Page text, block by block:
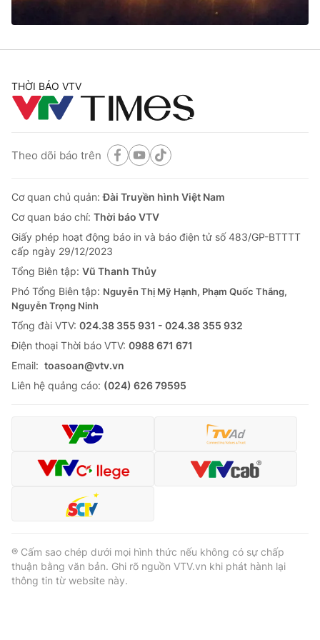
THỜI BÁO VTV
Theo dõi báo trên
Cơ quan chủ quản:Đài Truyền hình Việt Nam
Cơ quan báo chí: Thời báo VTV
Giấy phép hoạt động báo in và báo điện tử số 483/GP-BTTTT
cấp ngày 29/12/2023
Tổng Biên tập: Vũ Thanh Thủy
Phó Tổng Biên tập: Nguyễn Thị Mỹ Hạnh, Phạm Quốc Thắng,
Nguyễn Trọng Ninh
Tổng đài VTV: 024.38 355 931 - 024.38 355 932
Ðiện thoại Thời báo VTV: 0988 671 671
Email: toasoan@vtv.vn
Liên hệ quảng cáo: (024) 626 79595
® Cấm sao chép dưới mọi hình thức nếu không có sự chấp
thuận bằng văn bản. Ghi rõ nguồn VTV.vn khi phát hành lại
thông tin từ website này.